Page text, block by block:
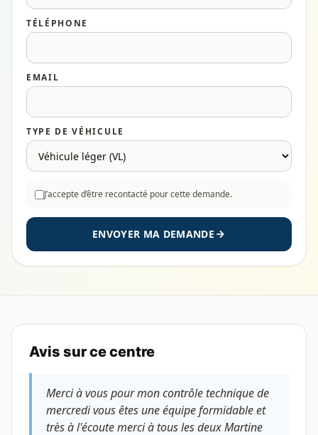
TÉLÉPHONE
EMAIL
TYPE DE VÉHICULE
J’accepte d’être recontacté pour cette demande.
ENVOYER MA DEMANDE
Avis sur ce centre
Merci à vous pour mon contrôle technique de
mercredi vous êtes une équipe formidable et
très à l'écoute merci à tous les deux Martine